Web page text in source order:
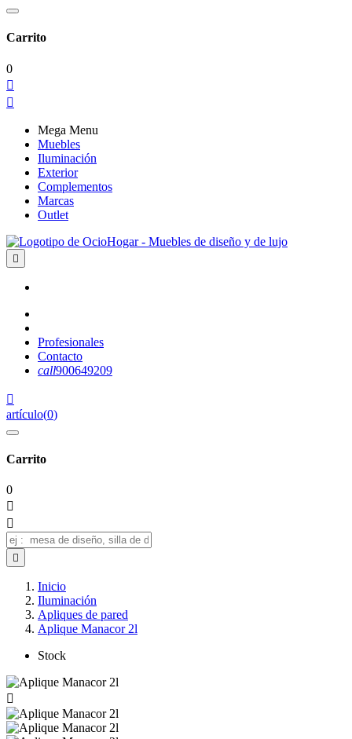
Carrito
0


Mega Menu
Muebles
Iluminación
Exterior
Complementos
Marcas
Outlet

Profesionales
Contacto
call900649209

artículo(0)
Carrito
0



Inicio
Iluminación
Apliques de pared
Aplique Manacor 2l
Stock
